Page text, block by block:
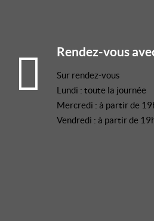
Rendez-vous
Sur rendez-vous
Lundi : toute la journée
Mercredi : à partir de
Vendredi : à partir de